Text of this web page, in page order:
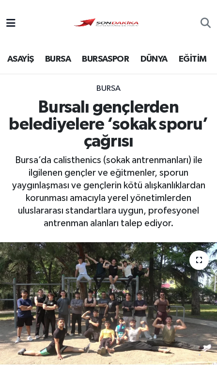
ASAYİŞ BURSA BURSASPOR DÜNYA EĞİTİM
BURSA
Bursalı gençlerden
belediyelere ‘sokak sporu’
çağrısı
Bursa’da calisthenics (sokak antrenmanları) ile
ilgilenen gençler ve eğitmenler, sporun
yaygınlaşması ve gençlerin kötü alışkanlıklardan
korunması amacıyla yerel yönetimlerden
uluslararası standartlara uygun, profesyonel
antrenman alanları talep ediyor.
Bursa
Ekonomi
Genel
Gündem
Magazin
Siyaset
Spor
Türkiye
Video Galeri